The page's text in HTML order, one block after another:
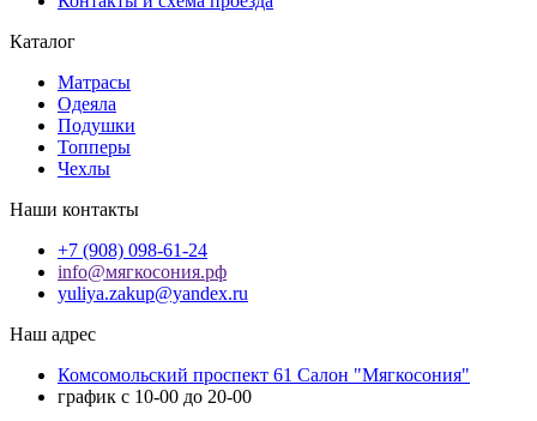
Каталог
Матрасы
Одеяла
Подушки
Топперы
Чехлы
Наши контакты
+7 (908) 098-61-24
info@мягкосония.рф
yuliya.zakup@yandex.ru
Наш адрес
Комсомольский проспект 61 Cалон "Мягкосония"
график с 10-00 до 20-00